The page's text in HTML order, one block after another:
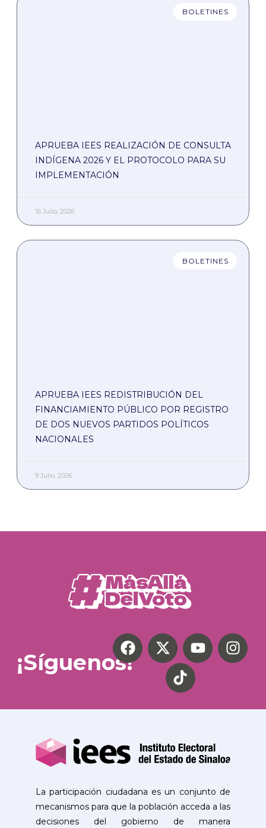
BOLETINES
APRUEBA IEES REALIZACIÓN DE CONSULTA
INDÍGENA 2026 Y EL PROTOCOLO PARA SU
IMPLEMENTACIÓN
16 Julio, 2026
BOLETINES
APRUEBA IEES REDISTRIBUCIÓN DEL
FINANCIAMIENTO PÚBLICO POR REGISTRO
DE DOS NUEVOS PARTIDOS POLÍTICOS
NACIONALES
9 Julio, 2026
¡Síguenos!
La participación ciudadana es un conjunto de
mecanismos para que la población acceda a las
decisiones del gobierno de manera